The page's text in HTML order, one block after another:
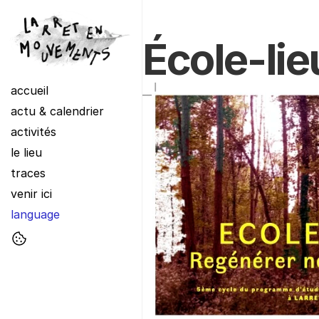
accueil
actu & calendrier
activités
le lieu
traces
venir ici
language
École-